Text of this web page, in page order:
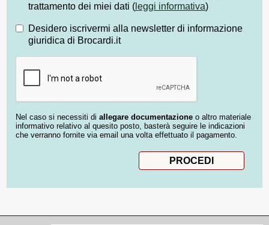
trattamento dei miei dati ( leggi informativa)
Desidero iscrivermi alla newsletter di informazione
giuridica di Brocardi.it
Nel caso si necessiti di allegare documentazione o altro materiale
informativo relativo al quesito posto, basterà seguire le indicazioni
che verranno fornite via email una volta effettuato il pagamento.